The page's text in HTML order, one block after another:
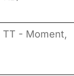
- Moment,